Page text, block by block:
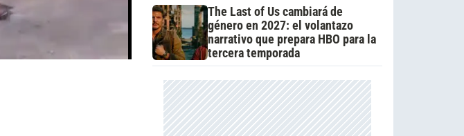
The Last of Us cambiará de
género en 2027: el volantazo
narrativo que prepara HBO para la
tercera temporada